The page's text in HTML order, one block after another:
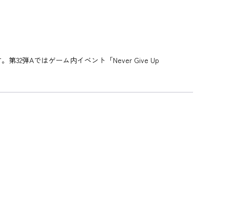
第32弾Aではゲーム内イベント「Never Give Up